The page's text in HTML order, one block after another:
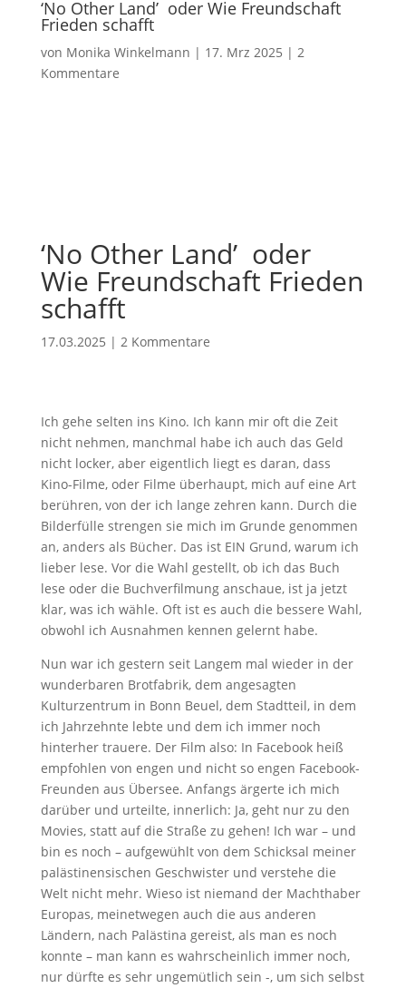
‘No Other Land’ oder Wie Freundschaft
Frieden schafft
von Monika Winkelmann | 17. Mrz 2025 | 2
Kommentare
‘No Other Land’ oder
Wie Freundschaft Frieden
schafft
17.03.2025 | 2 Kommentare
Ich gehe selten ins Kino. Ich kann mir oft die Zeit
nicht nehmen, manchmal habe ich auch das Geld
nicht locker, aber eigentlich liegt es daran, dass
Kino-Filme, oder Filme überhaupt, mich auf eine Art
berühren, von der ich lange zehren kann. Durch die
Bilderfülle strengen sie mich im Grunde genommen
an, anders als Bücher. Das ist EIN Grund, warum ich
lieber lese. Vor die Wahl gestellt, ob ich das Buch
lese oder die Buchverfilmung anschaue, ist ja jetzt
klar, was ich wähle. Oft ist es auch die bessere Wahl,
obwohl ich Ausnahmen kennen gelernt habe.
Nun war ich gestern seit Langem mal wieder in der
wunderbaren Brotfabrik, dem angesagten
Kulturzentrum in Bonn Beuel, dem Stadtteil, in dem
ich Jahrzehnte lebte und dem ich immer noch
hinterher trauere. Der Film also: In Facebook heiß
empfohlen von engen und nicht so engen Facebook-
Freunden aus Übersee. Anfangs ärgerte ich mich
darüber und urteilte, innerlich: Ja, geht nur zu den
Movies, statt auf die Straße zu gehen! Ich war – und
bin es noch – aufgewühlt von dem Schicksal meiner
palästinensischen Geschwister und verstehe die
Welt nicht mehr. Wieso ist niemand der Machthaber
Europas, meinetwegen auch die aus anderen
Ländern, nach Palästina gereist, als man es noch
konnte – man kann es wahrscheinlich immer noch,
nur dürfte es sehr ungemütlich sein -, um sich selbst